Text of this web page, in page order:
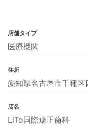
店舗タイプ
医療機関
住所
愛知県名古屋市千種
店名
LiTo国際矯正歯科